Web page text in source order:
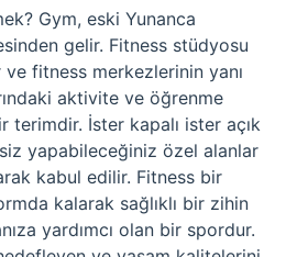
Gym, eski Yunanca
gelir. Fitness stüdyosu
ve fitness merkezlerinin yanı
aktivite ve öğrenme
terimdir. İster kapalı ister açık
yapabileceğiniz özel alanlar
kabul edilir. Fitness bir
kalarak sağlıklı bir zihin
yardımcı olan bir spordur.